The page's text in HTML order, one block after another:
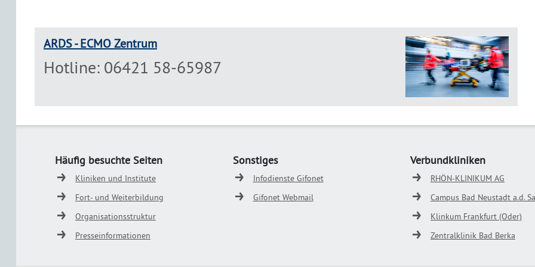
ARDS - ECMO Zentrum
Hotline: 06421 58-65987
Häufig besuchte Seiten
Kliniken und Institute
Fort- und Weiterbildung
Organisationsstruktur
Presseinformationen
Sonstiges
Infodienste Gifonet
Gifonet Webmail
Verbundkliniken
RHÖN-KLINIKUM AG
Campus Bad Neustadt a.d.
Klinkum Frankfurt (Oder)
Zentralklinik Bad Berka